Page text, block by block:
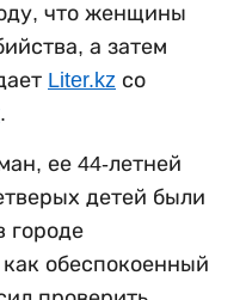
что женщины
а затем
Liter.kz со
.
ее 44-летней
детей были
городе
обеспокоенный